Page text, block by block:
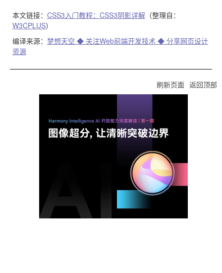
本文链接： CSS3入门教程：CSS3阴影详解 （整理自：
W3CPLUS）
编译来源： 梦想天空 ◆ 关注Web前端开发技术 ◆ 分享网页设计
资源
刷新页面 返回顶部